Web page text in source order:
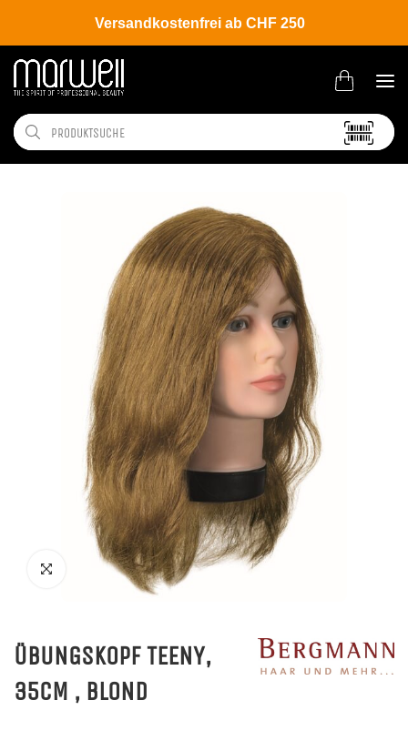
Versandkostenfrei ab CHF 250
Shop Salon Übungsköpfe
ÜBUNGSKOPF TEENY,
35CM , BLOND